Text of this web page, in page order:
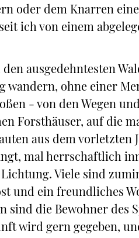
oder dem Knarren
ich von einem
ausgedehntesten
ohne einer
- von den Wegen
Forsthäuser, auf die
aus dem vorletzten
mal herrschaftlich
Viele sind
und ein freundliches
sind die Bewohner des
wird gern gegeben,